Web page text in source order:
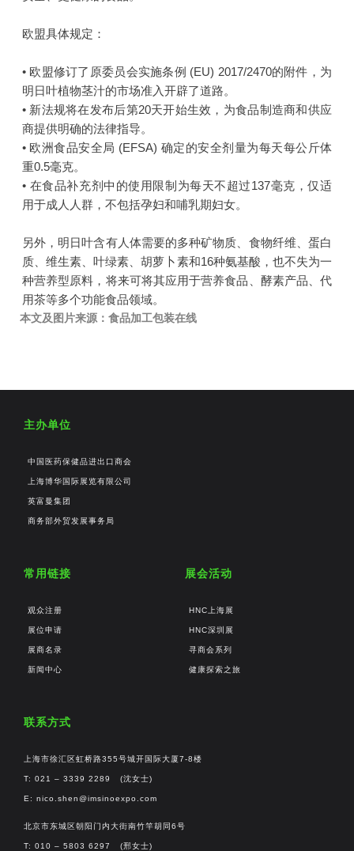
欧盟具体规定：
• 欧盟修订了原委员会实施条例 (EU) 2017/2470的附件，为
明日叶植物茎汁的市场准入开辟了道路。
• 新法规将在发布后第20天开始生效，为食品制造商和供应
商提供明确的法律指导。
• 欧洲食品安全局 (EFSA) 确定的安全剂量为每天每公斤体
重0.5毫克。
• 在食品补充剂中的使用限制为每天不超过137毫克，仅适
用于成人人群，不包括孕妇和哺乳期妇女。
另外，明日叶含有人体需要的多种矿物质、食物纤维、蛋白
质、维生素、叶绿素、胡萝卜素和16种氨基酸，也不失为一
种营养型原料，将来可将其应用于营养食品、酵素产品、代
用茶等多个功能食品领域。
本文及图片来源：食品加工包装在线
主办单位
中国医药保健品进出口商会
上海博华国际展览有限公司
英富曼集团
商务部外贸发展事务局
常用链接
观众注册
展位申请
展商名录
新闻中心
展会活动
HNC上海展
HNC深圳展
寻商会系列
健康探索之旅
联系方式
上海市徐汇区虹桥路355号城开国际大厦7-8楼
T: 021 – 3339 2289 (沈女士)
E: nico.shen@imsinoexpo.com
北京市东城区朝阳门内大街南竹竿胡同6号
T: 010 – 5803 6297 (邢女士)